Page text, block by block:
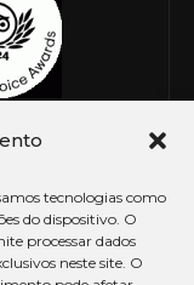
tecnologias como
do dispositivo. O
processar dados
neste site. O